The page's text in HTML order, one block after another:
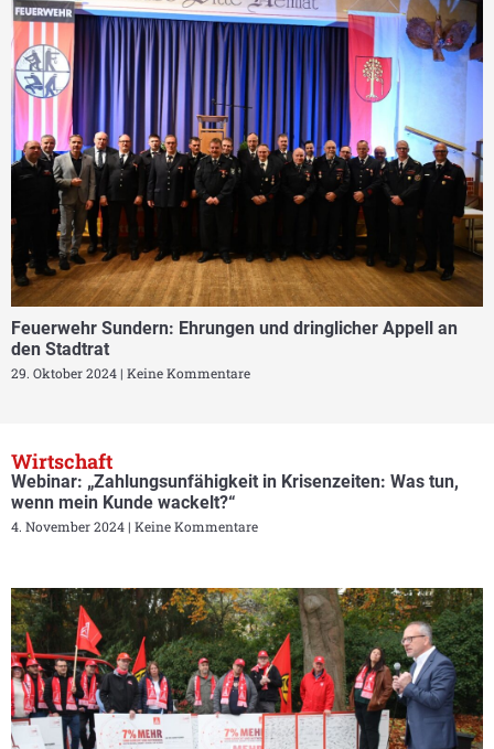
Feuerwehr Sundern: Ehrungen und dringlicher Appell an
den Stadtrat
29. Oktober 2024 Keine Kommentare
Wirtschaft
Webinar: „Zahlungsunfähigkeit in Krisenzeiten: Was tun,
wenn mein Kunde wackelt?“
4. November 2024 Keine Kommentare